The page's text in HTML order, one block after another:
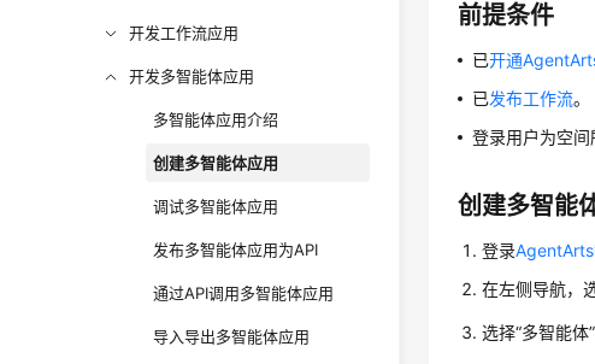
开发工作流应用
开发多智能体应用
多智能体应用介绍
创建多智能体应用
调试多智能体应用
发布多智能体应用为API
通过API调用多智能体应用
导入导出多智能体应用
前提条件
已开通
已发布工作流。
登录用户为空
创建多智能
登录
在左侧导航，
选择“多智能体